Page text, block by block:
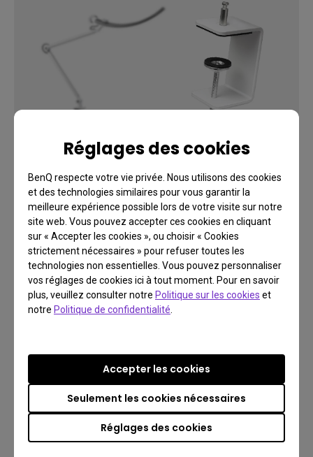
Réglages des cookies
BenQ respecte votre vie privée. Nous utilisons des cookies
et des technologies similaires pour vous garantir la
meilleure expérience possible lors de votre visite sur notre
site web. Vous pouvez accepter ces cookies en cliquant
sur « Accepter les cookies », ou choisir « Cookies
strictement nécessaires » pour refuser toutes les
technologies non essentielles. Vous pouvez personnaliser
vos réglages de cookies ici à tout moment. Pour en savoir
plus, veuillez consulter notre Politique sur les cookies et
notre Politique de confidentialité
Réglages des cookies
Seulement les cookies nécessaires
Accepter les cookies
FAQ
Vous avez une question?
Lire la réponse
En savoir plus